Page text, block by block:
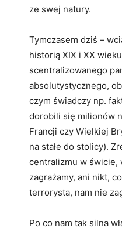
ze swej natury.
Tymczasem dziś –
historią XIX i XX
scentralizowanego
absolutystycznego,
czym świadczy np.
dorobili się milionów
Francji czy Wielkiej
na stałe do stolicy).
centralizmu w świcie,
zagrażamy, ani nikt,
terrorysta, nam nie
Po co nam tak silna